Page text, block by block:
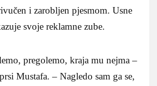
i zarobljen pjesmom. Usne
svoje reklamne zube.
pregolemo, kraja mu nejma –
Mustafa. – Nagledo sam ga se,